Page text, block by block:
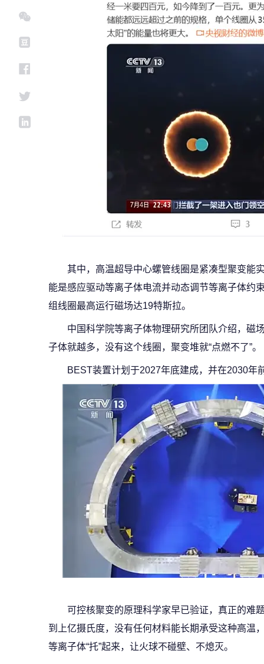
其中，高温超导中心螺管线圈是紧凑型聚变能
能是感应驱动等离子体电流并动态调节等离子体约
组线圈最高运行磁场达19特斯拉。
中国科学院等离子体物理研究所团队介绍，磁
子体就越多，没有这个线圈，聚变堆就“点燃不了”。
BEST装置计划于2027年底建成，并在2030年
可控核聚变的原理科学家早已验证，真正的难
到上亿摄氏度，没有任何材料能长期承受这种高温
等离子体“托”起来，让火球不碰壁、不熄灭。